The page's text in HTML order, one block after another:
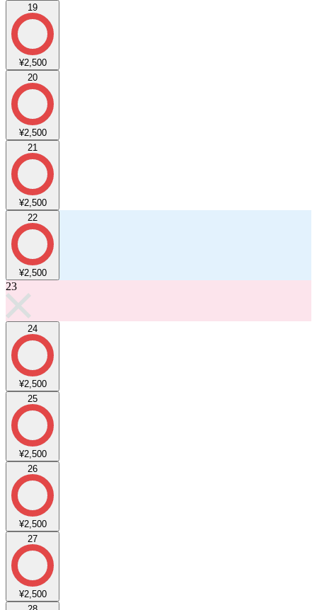
19
¥2,500
20
¥2,500
21
¥2,500
22
¥2,500
23
24
¥2,500
25
¥2,500
26
¥2,500
27
¥2,500